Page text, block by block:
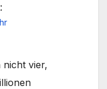
nicht vier,